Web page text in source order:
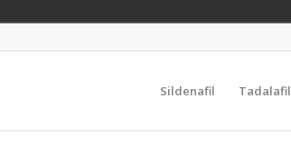
Sildenafil Tadalafil